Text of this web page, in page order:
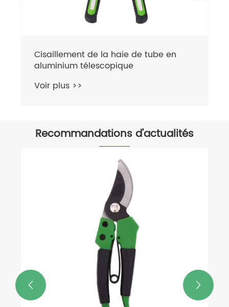
Cisaillement de la haie de tube en
aluminium télescopique
Voir plus >>
Recommandations d'actualités
 